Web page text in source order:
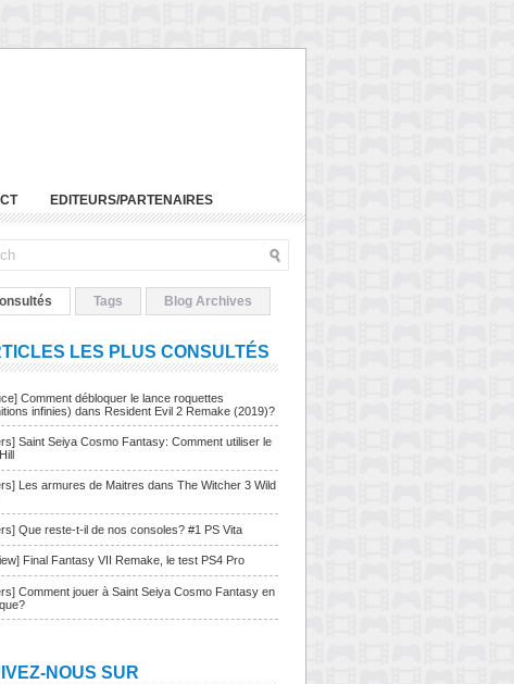
EDITEURS/PARTENAIRES
Tags Blog Archives
LES PLUS CONSULTÉS
Comment débloquer le lance roquettes
infinies) dans Resident Evil 2 Remake (2019)?
Saint Seiya Cosmo Fantasy: Comment utiliser le
Les armures de Maitres dans The Witcher 3 Wild
Que reste-t-il de nos consoles? #1 PS Vita
Final Fantasy VII Remake, le test PS4 Pro
Comment jouer à Saint Seiya Cosmo Fantasy en
NOUS SUR